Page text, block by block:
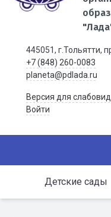
445051, г.Тольятти,
+7 (848) 260-0083
planeta@pdlada.ru
Версия для
Войти
Детские сады